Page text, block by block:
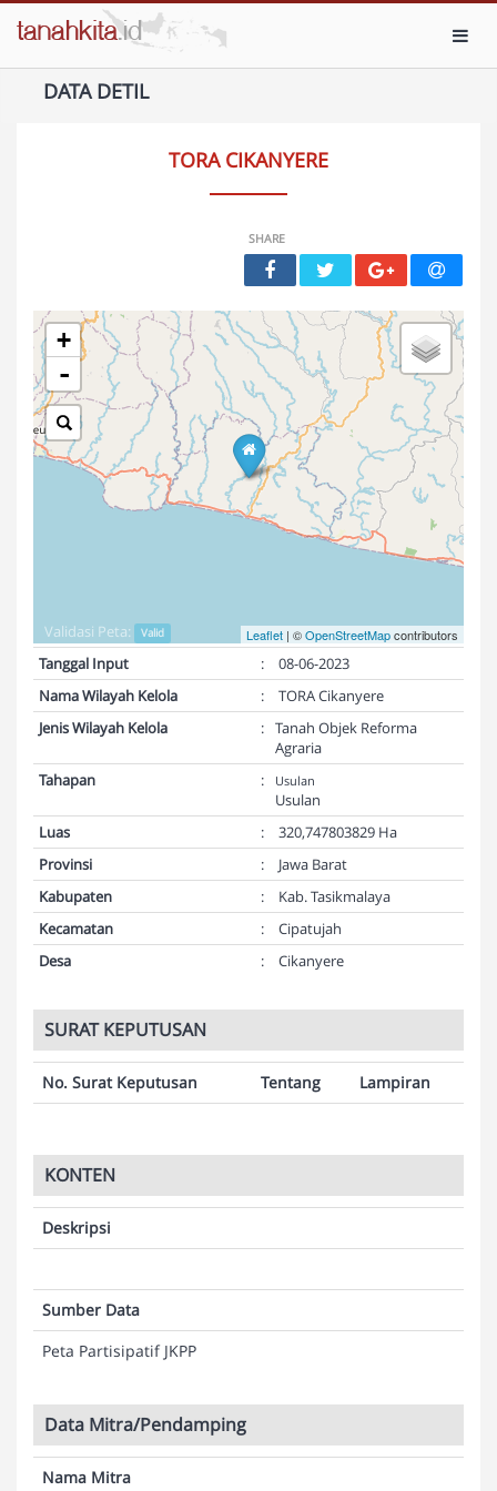
DATA DETIL
TORA CIKANYERE
SHARE
+
-
Leaflet | ©OpenStreetMapcontributors
Validasi Peta: Valid
Tanggal Input :
08-06-2023
Nama Wilayah Kelola
:
TORA Cikanyere
Jenis Wilayah Kelola
: Tanah Objek Reforma
Agraria
Tahapan
: Usulan
Usulan
Luas
:
320,747803829 Ha
Provinsi
:
Jawa Barat
Kabupaten
:
Kab. Tasikmalaya
Kecamatan
:
Cipatujah
Desa
: Cikanyere
SURAT KEPUTUSAN
No. Surat Keputusan Tentang Lampiran
KONTEN
Deskripsi
Sumber Data
Peta Partisipatif JKPP
Data Mitra/Pendamping
Nama Mitra